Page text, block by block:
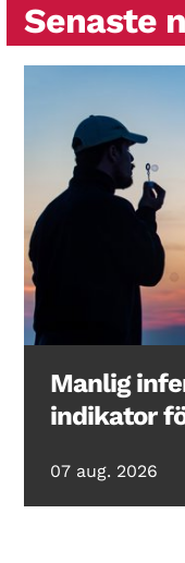
Senaste
Manlig
indikator
07 aug. 2026